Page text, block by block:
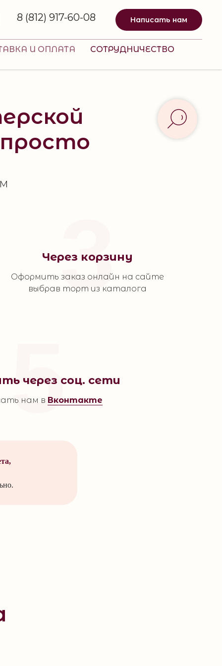
8 (812) 917-60-08 Написать нам
И ОПЛАТА
СОТРУДНИЧЕСТВО
Через корзину
Оформить заказ онлайн на сайте
выбрав торт из каталога
3
через соц. сети
нам в Вконтакте
5